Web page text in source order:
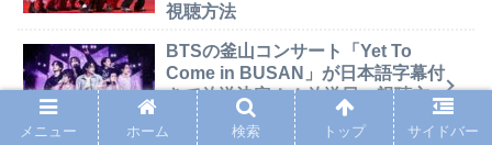
視聴方法
BTSの釜山コンサート「Yet To
Come in BUSAN」が日本語字幕付
きで放送決定！！放送日・視聴方
メニュー ホーム 検索 トップ サイドバー